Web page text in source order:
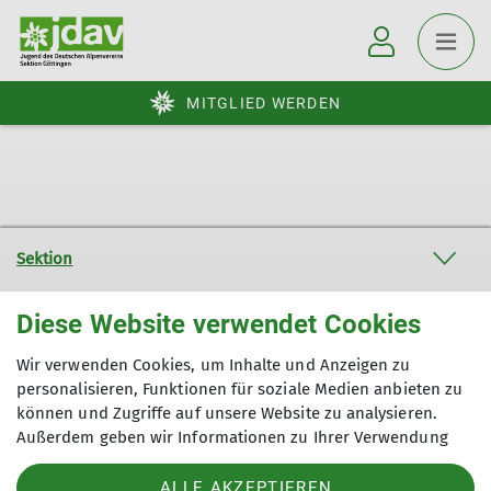
MITGLIED WERDEN
Sektion
Aktuelles
Partner
Sektion Göttingen des Deutschen Alpenvereins e.V.
Diese Website verwendet Cookies
Wir verwenden Cookies, um Inhalte und Anzeigen zu
personalisieren, Funktionen für soziale Medien anbieten zu
können und Zugriffe auf unsere Website zu analysieren.
Außerdem geben wir Informationen zu Ihrer Verwendung
unserer Website an unsere Partner für soziale Medien,
Werbung und Analysen weiter. Unsere Partner führen diese